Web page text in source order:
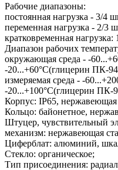
Рабочие диапазоны:
постоянная нагрузка - 3/4
переменная нагрузка - 2/3
кратковременная
Диапазон рабочих
окружающая среда - -
-20...+60°С(глицерин ПК-
измеряемая среда - -
-20...+100°С(глицерин
Корпус: IP65, нержавеющая
Кольцо: байонетное,
Штуцер, чувствительный
механизм: нержавеющая
Циферблат: алюминий,
Стекло: органическое;
Тип присоединения: